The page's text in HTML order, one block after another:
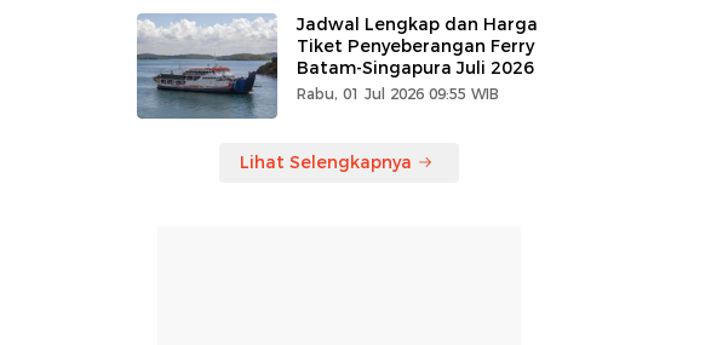
Jadwal Lengkap dan Harga
Tiket Penyeberangan Ferry
Batam-Singapura Juli 2026
Rabu, 01 Jul 2026 09:55 WIB
Lihat Selengkapnya